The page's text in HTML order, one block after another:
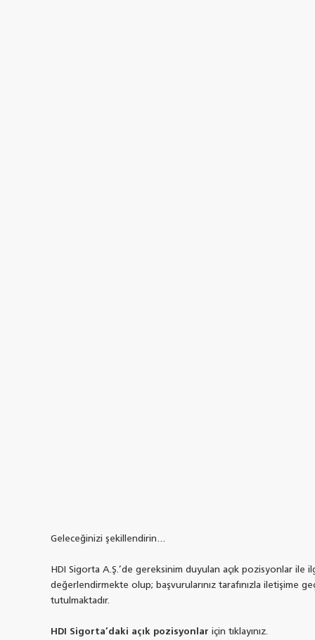
The chart has 1 Y axis displaying values. Data
The chart has 1 Y axis displaying values. Data
Geleceğinizi şekillendirin…
HDI Sigorta A.Ş.’de gereksinim duyulan açık pozisyonlar ile
değerlendirmekte olup; başvurularınız tarafınızla iletişime
tutulmaktadır.
HDI Sigorta’daki açık pozisyonlar için tıklayınız.